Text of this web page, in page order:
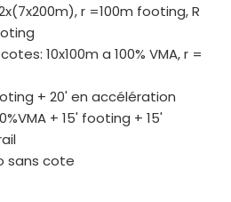
r =100m footing, R
10x100m a 100% VMA, r =
+ 20' en accélération
+ 15' footing + 15'
sans cote